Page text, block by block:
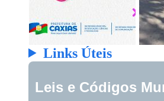
Links Úteis
Leis e Códigos